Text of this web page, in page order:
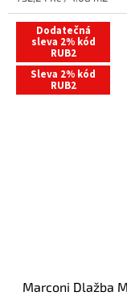
price:
Dodatečná
sleva 2% kód
RUB2
Sleva 2% kód
RUB2
Marconi Dlažba